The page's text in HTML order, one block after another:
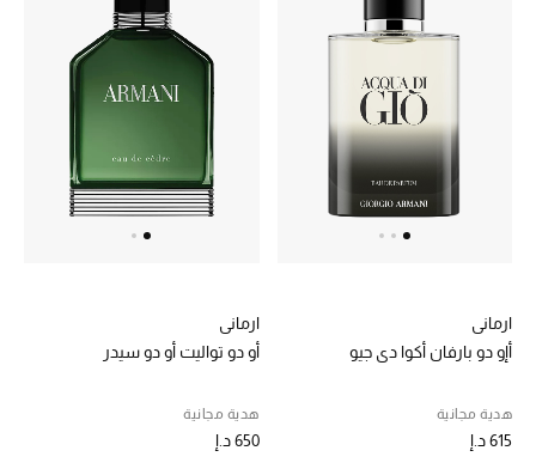
الموسم الجديد
حقائب الأطفال
أبرز المصممين
ارماني
أإو دو بارفان أكوا دي جيو
هدية مجانية
615 د.إ
ارماني
أو دو تواليت أو دو سيدر
هدية مجانية
650 د.إ